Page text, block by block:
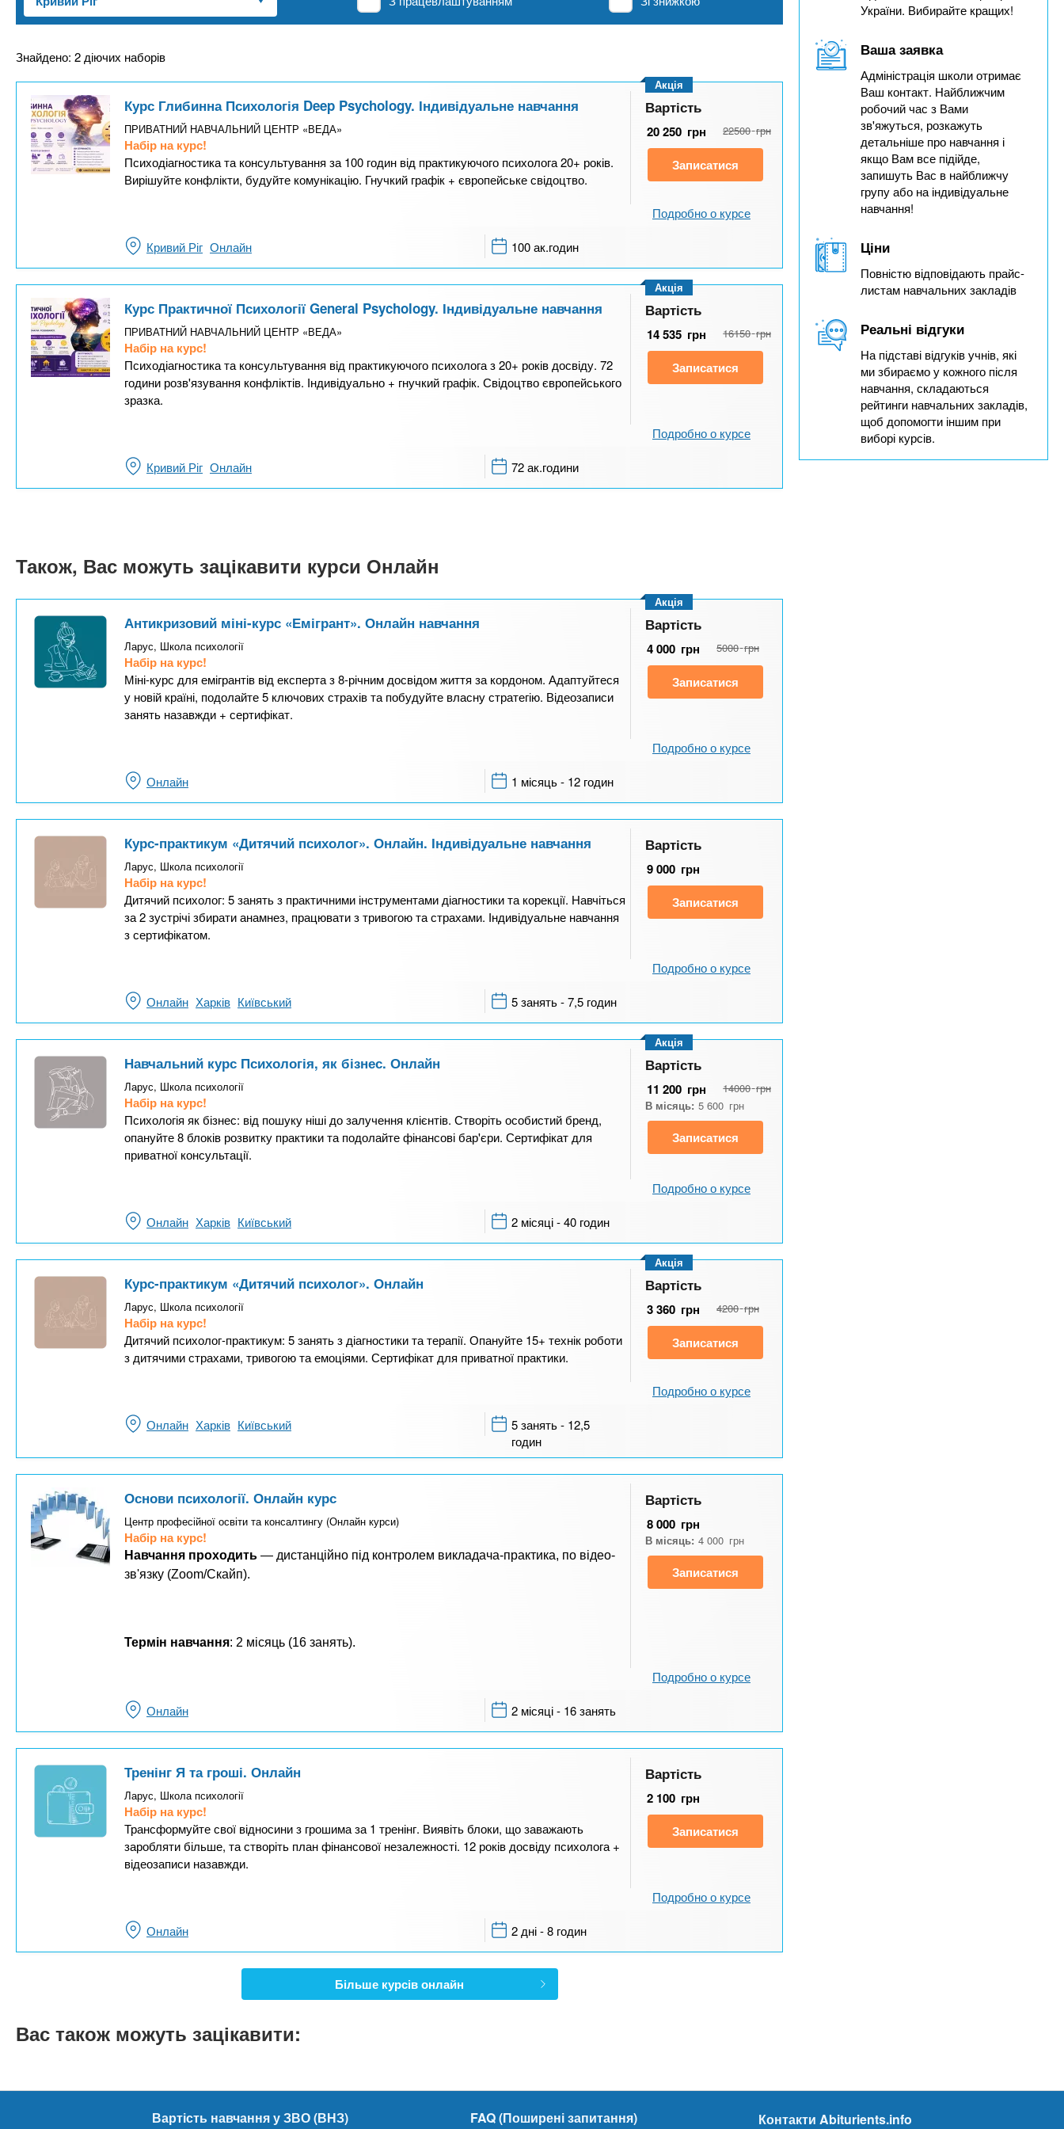
n
t
s
f
o
и
х
з
а
Знайдено: 2 діючих наборів
Курс Глибинна Психологія Deep Psychology. Індивідуальне навчання
ПРИВАТНИЙ НАВЧАЛЬНИЙ ЦЕНТР «ВЕДА»
Набір на курс!
Психодіагностика та консультування за 100 годин від практикуючого психолога 20+ років.
Вирішуйте конфлікти, будуйте комунікацію. Гнучкий графік + європейське свідоцтво.
Акція
Вартість
20 250 грн 22500 грн
Записатися
Подробно о курсе
Кривий Ріг Онлайн 100 ак.годин
Курс Практичної Психології General Psychology. Індивідуальне навчання
ПРИВАТНИЙ НАВЧАЛЬНИЙ ЦЕНТР «ВЕДА»
Набір на курс!
Психодіагностика та консультування від практикуючого психолога з 20+ років досвіду. 72
години розв'язування конфліктів. Індивідуально + гнучкий графік. Свідоцтво європейського
зразка.
Акція
Вартість
14 535 грн 16150 грн
Записатися
Подробно о курсе
Кривий Ріг Онлайн 72 ак.години
Також, Вас можуть зацікавити курси Онлайн
Антикризовий міні-курс «Емігрант». Онлайн навчання
Ларус, Школа психології
Набір на курс!
Міні-курс для емігрантів від експерта з 8-річним досвідом життя за кордоном. Адаптуйтеся
у новій країні, подолайте 5 ключових страхів та побудуйте власну стратегію. Відеозаписи
занять назавжди + сертифікат.
Акція
Вартість
4 000 грн 5000 грн
Записатися
Подробно о курсе
Онлайн 1 місяць - 12 годин
Курс-практикум «Дитячий психолог». Онлайн. Індивідуальне навчання
Ларус, Школа психології
Набір на курс!
Дитячий психолог: 5 занять з практичними інструментами діагностики та корекції. Навчіться
за 2 зустрічі збирати анамнез, працювати з тривогою та страхами. Індивідуальне навчання
з сертифікатом.
Вартість
9 000 грн
Записатися
Подробно о курсе
Онлайн Харків Київський 5 занять - 7,5 годин
Навчальний курс Психологія, як бізнес. Онлайн
Ларус, Школа психології
Набір на курс!
Психологія як бізнес: від пошуку ніші до залучення клієнтів. Створіть особистий бренд,
опануйте 8 блоків розвитку практики та подолайте фінансові бар'єри. Сертифікат для
приватної консультації.
Акція
Вартість
11 200 грн 14000 грн
В місяць: 5 600 грн
Записатися
Подробно о курсе
Онлайн Харків Київський 2 місяці - 40 годин
Курс-практикум «Дитячий психолог». Онлайн
Ларус, Школа психології
Набір на курс!
Дитячий психолог-практикум: 5 занять з діагностики та терапії. Опануйте 15+ технік роботи
з дитячими страхами, тривогою та емоціями. Сертифікат для приватної практики.
Акція
Вартість
3 360 грн 4200 грн
Записатися
Подробно о курсе
Онлайн Харків Київський
5 занять - 12,5
годин
Основи психології. Онлайн курс
Центр професійної освіти та консалтингу (Онлайн курси)
Набір на курс!
Навчання проходить — дистанційно під контролем викладача-практика, по відео-
зв'язку (Zoom/Скайп).
Термін навчання: 2 місяць (16 занять).
Вартість
8 000 грн
В місяць: 4 000 грн
Записатися
Подробно о курсе
Онлайн 2 місяці - 16 занять
Тренінг Я та гроші. Онлайн
Ларус, Школа психології
Набір на курс!
Трансформуйте свої відносини з грошима за 1 тренінг. Виявіть блоки, що заважають
заробляти більше, та створіть план фінансової незалежності. 12 років досвіду психолога +
відеозаписи назавжди.
Вартість
2 100 грн
Записатися
Подробно о курсе
Онлайн 2 дні - 8 годин
Більше курсів онлайн
Вас також можуть зацікавити:
України. Вибирайте кращих!
Ваша заявка
Адміністрація школи отримає
Ваш контакт. Найближчим
робочий час з Вами
зв'яжуться, розкажуть
детальніше про навчання і
якщо Вам все підійде,
запишуть Вас в найближчу
групу або на індивідуальне
навчання!
Ціни
Повністю відповідають прайс-
листам навчальних закладів
Реальні відгуки
На підставі відгуків учнів, які
ми збираємо у кожного після
навчання, складаються
рейтинги навчальних закладів,
щоб допомогти іншим при
виборі курсів.
Вартість навчання у ЗВО (ВНЗ) FAQ (Поширені запитання) Контакти Abiturients.info